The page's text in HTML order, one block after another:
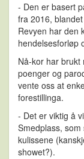
- Den er basert
fra 2016,
Revyen har den
hendelsesforløp
Nå-kor har brukt
poenger og
vente oss at
forestillinga.
- Det er viktig å
Smedplass,
kulissene
showet?).